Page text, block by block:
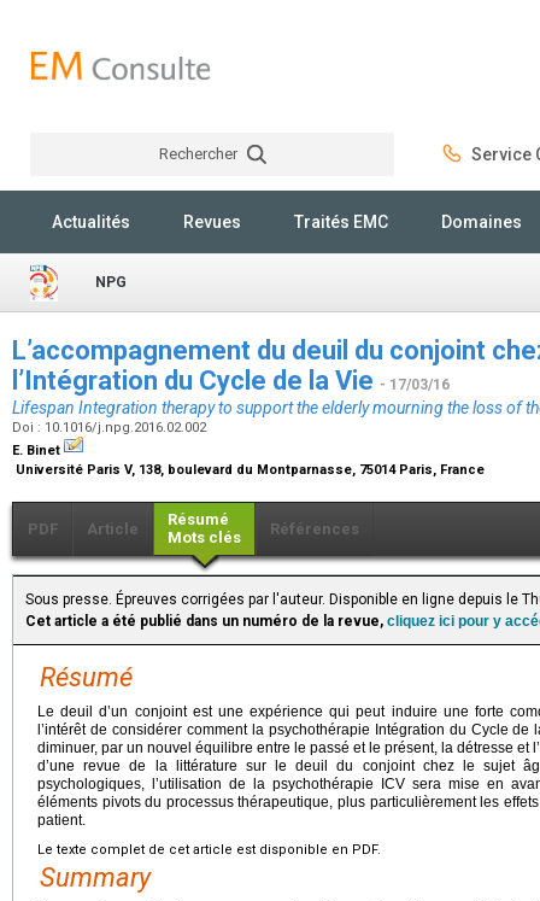
Rechercher Service
Actualités Revues Traités EMC Domaines
NPG
L’accompagnement du deuil du conjoint
l’Intégration du Cycle de la Vie - 17/03/16
Lifespan Integration therapy to support the elderly mourning the loss of
Doi : 10.1016/j.npg.2016.02.002
E. Binet
Université Paris V, 138, boulevard du Montparnasse, 75014 Paris, France
PDF Article
Résumé
Mots clés
Références
Sous presse. Épreuves corrigées par l'auteur. Disponible en ligne depuis le
Cet article a été publié dans un numéro de la revue, cliquez ici pour y
Résumé
Le deuil d’un conjoint est une expérience qui peut induire une forte
l’intérêt de considérer comment la psychothérapie Intégration du Cycle
diminuer, par un nouvel équilibre entre le passé et le présent, la détresse et
d’une revue de la littérature sur le deuil du conjoint chez le sujet
psychologiques, l’utilisation de la psychothérapie ICV sera mise en
éléments pivots du processus thérapeutique, plus particulièrement les
patient.
Le texte complet de cet article est disponible en PDF.
Summary